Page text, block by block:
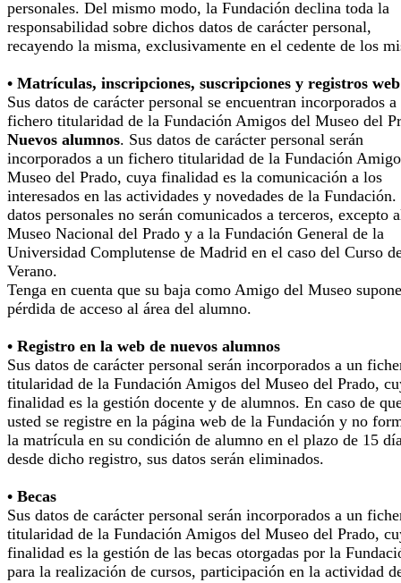
personales. Del mismo modo, la Fundación declina toda la
responsabilidad sobre dichos datos de carácter personal,
recayendo la misma, exclusivamente en el cedente de los
• Matrículas, inscripciones, suscripciones y registros web
Sus datos de carácter personal se encuentran incorporados a
fichero titularidad de la Fundación Amigos del Museo del
Nuevos alumnos. Sus datos de carácter personal serán
incorporados a un fichero titularidad de la Fundación
Museo del Prado, cuya finalidad es la comunicación a los
interesados en las actividades y novedades de la Fundación.
datos personales no serán comunicados a terceros, excepto
Museo Nacional del Prado y a la Fundación General de la
Universidad Complutense de Madrid en el caso del Curso
Verano.
Tenga en cuenta que su baja como Amigo del Museo
pérdida de acceso al área del alumno.
• Registro en la web de nuevos alumnos
Sus datos de carácter personal serán incorporados a un
titularidad de la Fundación Amigos del Museo del Prado,
finalidad es la gestión docente y de alumnos. En caso de
usted se registre en la página web de la Fundación y no
la matrícula en su condición de alumno en el plazo de 15
desde dicho registro, sus datos serán eliminados.
• Becas
Sus datos de carácter personal serán incorporados a un
titularidad de la Fundación Amigos del Museo del Prado,
finalidad es la gestión de las becas otorgadas por la
para la realización de cursos, participación en la actividad